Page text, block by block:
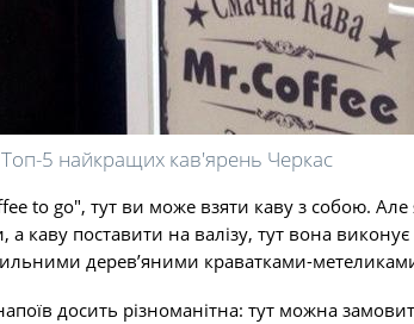
Топ-5 найкращих кав'ярень Черкас
to go", тут ви може взяти каву з собою. Але
а каву поставити на валізу, тут вона
дерев’яними краватками-
досить різноманітна: тут можна